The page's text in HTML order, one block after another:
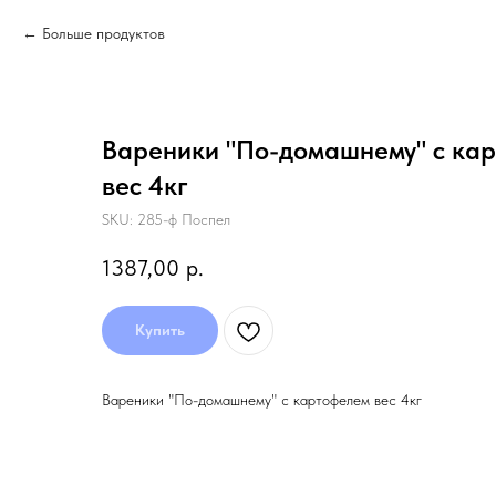
Больше продуктов
Вареники "По-домашнему" с
вес 4кг
SKU: 285-ф Поспел
1387,00 р.
Купить
Вареники "По-домашнему" с картофелем вес 4кг